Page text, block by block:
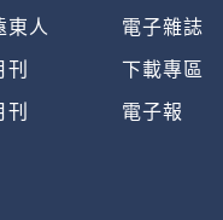
東人 電子雜誌
下載專區
電子報